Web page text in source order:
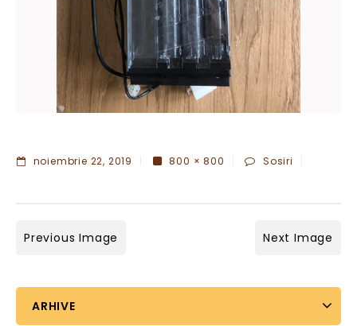
noiembrie 22, 2019 800 × 800 Sosiri
Previous Image Next Image
ARHIVE